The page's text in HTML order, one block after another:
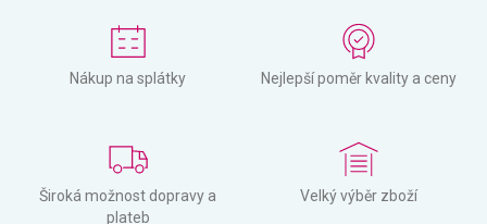
Nákup na splátky Nejlepší poměr kvality a ceny
Široká možnost dopravy a
plateb
Velký výběr zboží